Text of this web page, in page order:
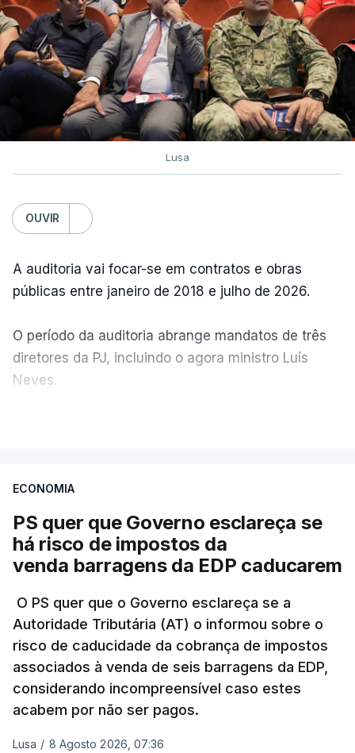
Lusa
OUVIR
A auditoria vai focar-se em contratos e obras
públicas entre janeiro de 2018 e julho de 2026.
O período da auditoria abrange mandatos de três
diretores da PJ, incluindo o agora ministro Luís
Neves.
Não há prazos fixados para a conclusão desta
avaliação à Polícia Judiciária.
Do início da polémica com a revelação de obras a
título pessoal, numa propriedade no Alentejo, feitas
pelo mesmo empreiteiro contratado 17 vezes para
obras na Polícia Judiciária (PJ) até aos últimos dias,
em que até do Governo surgiram ordens para mais
inquéritos e averiguações aos seus mandatos à
frente da polícia criminal, Luís Neves está há
praticamente um mês sem sair do topo das
ECONOMIA
PS quer que Governo esclareça se
há risco de impostos da
venda barragens da EDP caducarem
O PS quer que o Governo esclareça se a
Autoridade Tributária (AT) o informou sobre o
risco de caducidade da cobrança de impostos
associados à venda de seis barragens da EDP,
considerando incompreensível caso estes
acabem por não ser pagos.
Lusa / 8 Agosto 2026, 07:36